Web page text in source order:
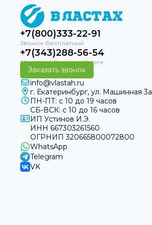
+7(800)333-22-91
+7(343)288-56-54
Заказать звонок
info@vlastah.ru
г. Екатеринбург, ул. Машинная 3а
ПН-ПТ: с 10 до 19 часов
СБ-ВСК: с 10 до 16 часов
ИП Устинов И.Э.
ИНН 667303261560
ОГРНИП 320665800072800
WhatsApp
Telegram
VK